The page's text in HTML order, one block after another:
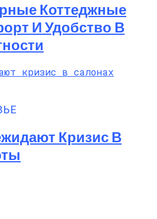
Коттеджные
И Удобство В
Кризис В